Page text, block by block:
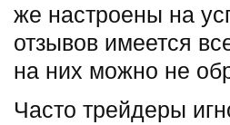
же настроены на
отзывов имеется
на них можно не
Часто трейдеры